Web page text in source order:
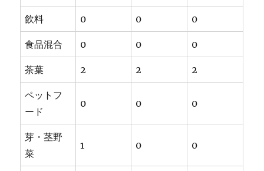
飲料 0 0 0
食品混合 0 0 0
茶葉 2 2 2
ペットフ
ード
0 0 0
芽・茎野
菜
1 0 0